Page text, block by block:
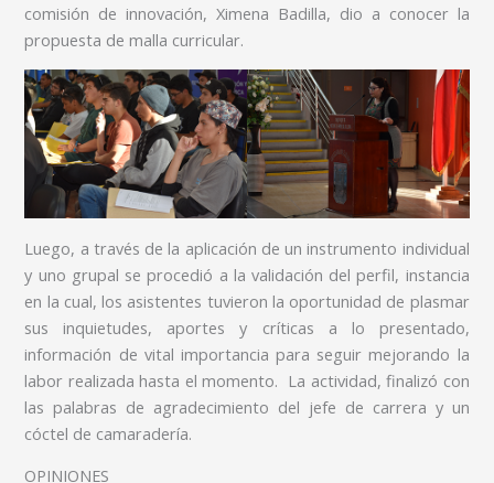
comisión de innovación, Ximena Badilla, dio a conocer la
propuesta de malla curricular.
Luego, a través de la aplicación de un instrumento individual
y uno grupal se procedió a la validación del perfil, instancia
en la cual, los asistentes tuvieron la oportunidad de plasmar
sus inquietudes, aportes y críticas a lo presentado,
información de vital importancia para seguir mejorando la
labor realizada hasta el momento. La actividad, finalizó con
las palabras de agradecimiento del jefe de carrera y un
cóctel de camaradería.
OPINIONES